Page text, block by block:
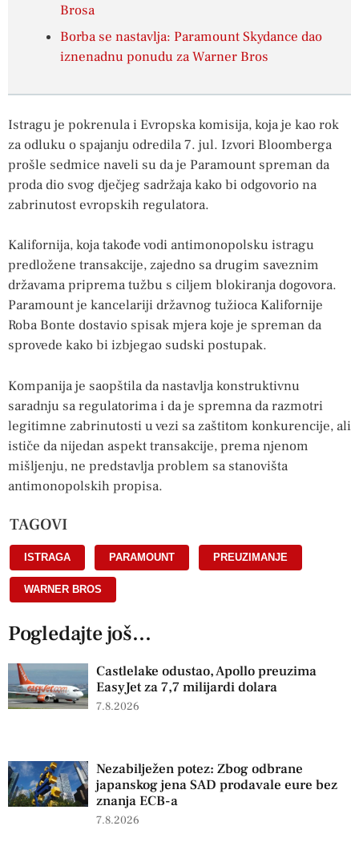
Brosa
Borba se nastavlja: Paramount Skydance dao
iznenadnu ponudu za Warner Bros
Istragu je pokrenula i Evropska komisija, koja je kao rok
za odluku o spajanju odredila 7. jul. Izvori Bloomberga
prošle sedmice naveli su da je Paramount spreman da
proda dio svog dječjeg sadržaja kako bi odgovorio na
zabrinutost evropskih regulatora.
Kalifornija, koja takođe vodi antimonopolsku istragu
predložene transakcije, zajedno sa drugim saveznim
državama priprema tužbu s ciljem blokiranja dogovora.
Paramount je kancelariji državnog tužioca Kalifornije
Roba Bonte dostavio spisak mjera koje je spreman da
sprovede kako bi izbjegao sudski postupak.
Kompanija je saopštila da nastavlja konstruktivnu
saradnju sa regulatorima i da je spremna da razmotri
legitimne zabrinutosti u vezi sa zaštitom konkurencije, ali
ističe da nijedan aspekt transakcije, prema njenom
mišljenju, ne predstavlja problem sa stanovišta
antimonopolskih propisa.
TAGOVI
ISTRAGA PARAMOUNT PREUZIMANJE
WARNER BROS
Pogledajte još...
Castlelake odustao, Apollo preuzima
EasyJet za 7,7 milijardi dolara
7.8.2026
Nezabilježen potez: Zbog odbrane
japanskog jena SAD prodavale eure bez
znanja ECB-a
7.8.2026